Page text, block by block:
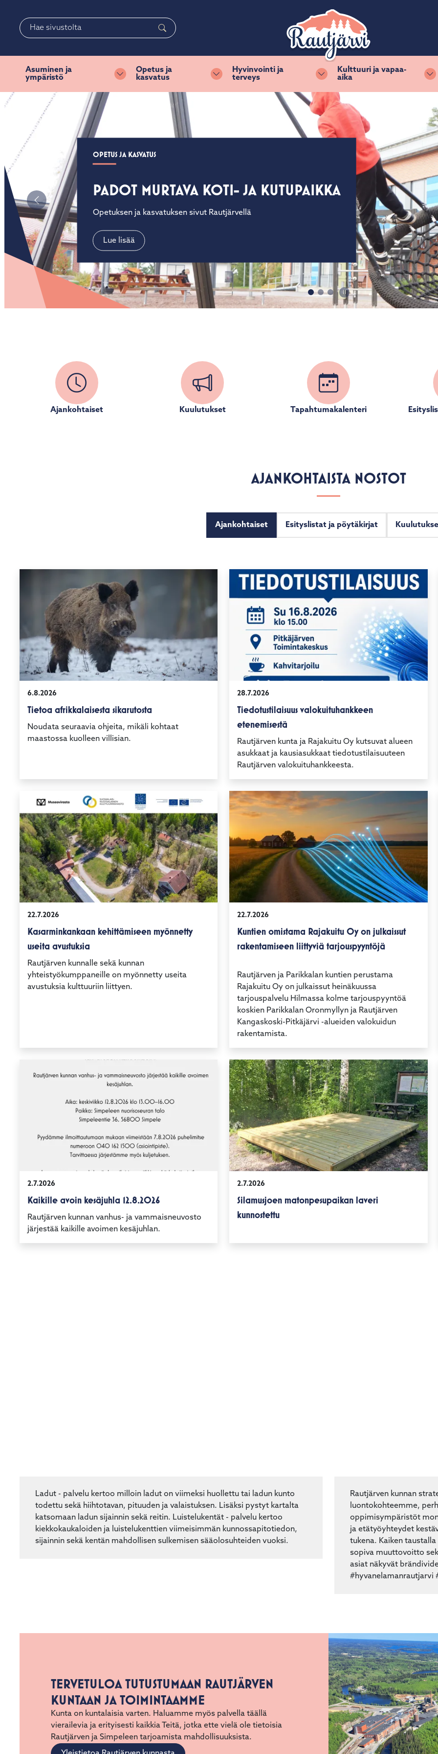
Haku
Asuminen ja
ympäristö
Vaihda alasvetovalikkoa
Opetus ja
kasvatus
Vaihda alasvetovalikkoa
Hyvinvointi ja
terveys
Vaihda alasvetovalikkoa
Kulttuuri ja vapaa-
aika
OPETUS JA KASVATUS
PADOT MURTAVA KOTI- JA KUTUPAIKKA
Opetuksen ja kasvatuksen sivut Rautjärvellä
Lue lisää
luontomatkailijan monimuotoinen kohde, jossa on nähtävillä vuosisataisen
Rautjärven top 3 matkailukohdetta
Pysäytä-käynnistä
Edellinen
Ajankohtaiset Kuulutukset Tapahtumakalenteri
AJANKOHTAISTA NOSTOT
Ajankohtaiset Esityslistat ja pöytäkirjat
6.8.2026
Tietoa afrikkalaisesta sikarutosta
Noudata seuraavia ohjeita, mikäli kohtaat
maastossa kuolleen villisian.
28.7.2026
Tiedotustilaisuus valokuituhankkeen
etenemisestä
Rautjärven kunta ja Rajakuitu Oy kutsuvat alueen
asukkaat ja kausiasukkaat tiedotustilaisuuteen
Rautjärven valokuituhankkeesta.
22.7.2026
Kasarminkankaan kehittämiseen myönnetty
useita avustuksia
Rautjärven kunnalle sekä kunnan
yhteistyökumppaneille on myönnetty useita
avustuksia kulttuuriin liittyen.
22.7.2026
Kuntien omistama Rajakuitu Oy on julkaissut
rakentamiseen liittyviä tarjouspyyntöjä
Rautjärven ja Parikkalan kuntien perustama
Rajakuitu Oy on julkaissut heinäkuussa
tarjouspalvelu Hilmassa kolme tarjouspyyntöä
koskien Parikkalan Oronmyllyn ja Rautjärven
Kangaskoski-Pitkäjärvi -alueiden valokuidun
2.7.2026
Kaikille avoin kesäjuhla 12.8.2026
Rautjärven kunnan vanhus- ja vammaisneuvosto
järjestää kaikille avoimen kesäjuhlan.
2.7.2026
Silamusjoen matonpesupaikan laveri
kunnostettu
Ladut - palvelu kertoo milloin ladut on viimeksi huollettu tai ladun kunto
todettu sekä hiihtotavan, pituuden ja valaistuksen. Lisäksi pystyt kartalta
katsomaan ladun sijainnin sekä reitin. Luistelukentät - palvelu kertoo
kiekkokaukaloiden ja luistelukenttien viimeisimmän kunnossapitotiedon,
sijainnin sekä kentän mahdollisen sulkemisen sääolosuhteiden vuoksi.
Rautjärven kunnan
luontokohteemme,
oppimisympäristöt
ja etätyöyhteydet
tukena. Kaiken
sopiva muuttovoitto
asiat näkyvät
#hyvanelamanrautjarvi
TERVETULOA TUTUSTUMAAN RAUTJÄRVEN
KUNTAAN JA TOIMINTAAMME
Kunta on kuntalaisia varten. Haluamme myös palvella täällä
vierailevia ja erityisesti kaikkia Teitä, jotka ette vielä ole tietoisia
Rautjärven ja Simpeleen tarjoamista mahdollisuuksista.